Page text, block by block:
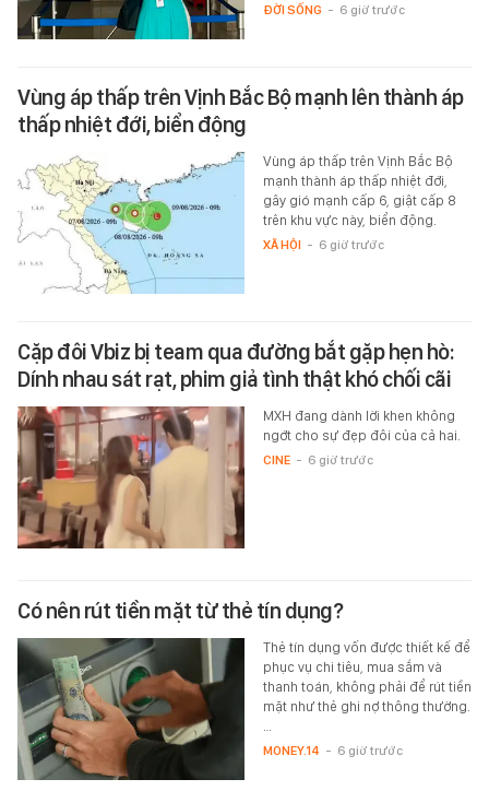
ĐỜI SỐNG - 6 giờ trước
Vùng áp thấp trên Vịnh Bắc Bộ mạnh lên thành áp
thấp nhiệt đới, biển động
Vùng áp thấp trên Vịnh Bắc Bộ
mạnh thành áp thấp nhiệt đới,
gây gió mạnh cấp 6, giật cấp 8
trên khu vực này, biển động.
XÃ HỘI - 6 giờ trước
Cặp đôi Vbiz bị team qua đường bắt gặp hẹn hò:
Dính nhau sát rạt, phim giả tình thật khó chối cãi
MXH đang dành lời khen không
ngớt cho sự đẹp đôi của cả hai.
CINE - 6 giờ trước
Có nên rút tiền mặt từ thẻ tín dụng?
Thẻ tín dụng vốn được thiết kế để
phục vụ chi tiêu, mua sắm và
thanh toán, không phải để rút tiền
mặt như thẻ ghi nợ thông thường.
MONEY.14 - 6 giờ trước